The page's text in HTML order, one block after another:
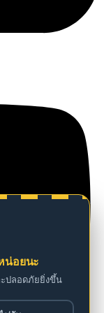
น่อยนะ
ะปลอดภัยยิ่งขึ้น